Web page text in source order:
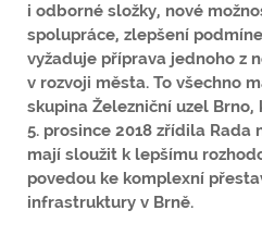
i odborné složky, nové
spolupráce, zlepšení
vyžaduje příprava jednoho z
v rozvoji města. To všechno
skupina Železniční uzel
5. prosince 2018 zřídila Rada
mají sloužit k lepšímu
povedou ke komplexní
infrastruktury v Brně.